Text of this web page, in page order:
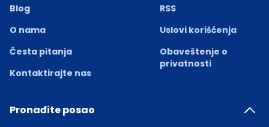
Blog
O nama
Česta pitanja
Kontaktirajte nas
RSS
Uslovi korišćenja
Obaveštenje o
privatnosti
Pronađite posao